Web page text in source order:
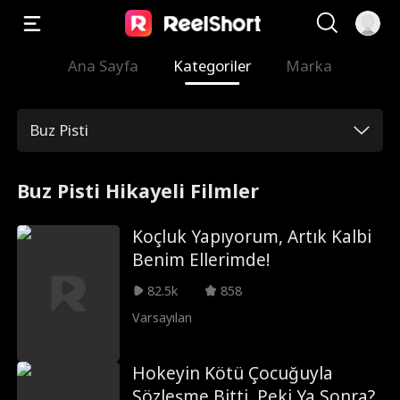
Ana Sayfa Kategoriler Marka
Buz Pisti
Buz Pisti Hikayeli Filmler
Koçluk Yapıyorum, Artık Kalbi
Benim Ellerimde!
82.5k
858
Varsayılan
Hokeyin Kötü Çocuğuyla